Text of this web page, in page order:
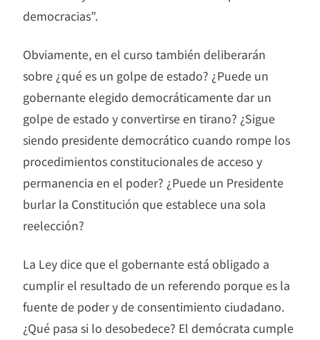
democracias”.
Obviamente, en el curso también deliberarán
sobre ¿qué es un golpe de estado? ¿Puede un
gobernante elegido democráticamente dar un
golpe de estado y convertirse en tirano? ¿Sigue
siendo presidente democrático cuando rompe los
procedimientos constitucionales de acceso y
permanencia en el poder? ¿Puede un Presidente
burlar la Constitución que establece una sola
reelección?
La Ley dice que el gobernante está obligado a
cumplir el resultado de un referendo porque es la
fuente de poder y de consentimiento ciudadano.
¿Qué pasa si lo desobedece? El demócrata cumple